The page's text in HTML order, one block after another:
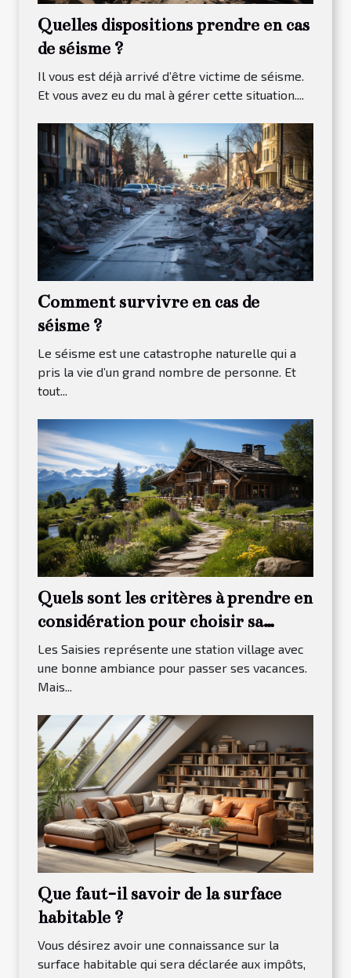
Quelles dispositions prendre en cas
de séisme ?
Il vous est déjà arrivé d’être victime de séisme.
Et vous avez eu du mal à gérer cette situation....
Comment survivre en cas de
séisme ?
Le séisme est une catastrophe naturelle qui a
pris la vie d’un grand nombre de personne. Et
tout...
Quels sont les critères à prendre en
considération pour choisir sa
maison à louer dans Les Saisies ?
Les Saisies représente une station village avec
une bonne ambiance pour passer ses vacances.
Mais...
Que faut-il savoir de la surface
habitable ?
Vous désirez avoir une connaissance sur la
surface habitable qui sera déclarée aux impôts,